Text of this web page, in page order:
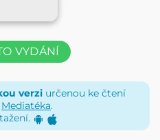
VYDÁNÍ
verzi určenou ke čtení
Mediatéka.